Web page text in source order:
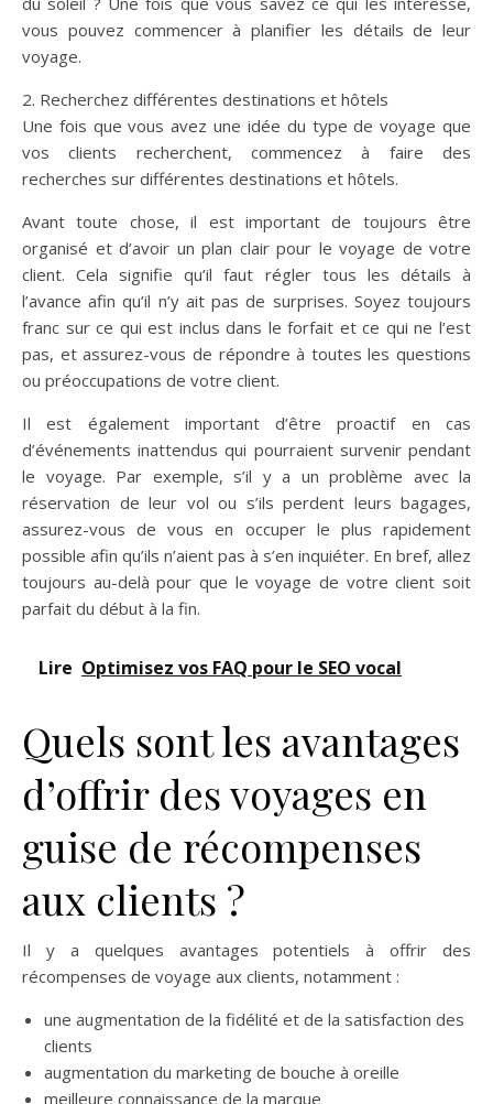
vous pouvez commencer à planifier les détails de leur
voyage.
2. Recherchez différentes destinations et hôtels
Une fois que vous avez une idée du type de voyage que
vos clients recherchent, commencez à faire des
recherches sur différentes destinations et hôtels.
Avant toute chose, il est important de toujours être
organisé et d’avoir un plan clair pour le voyage de votre
client. Cela signifie qu’il faut régler tous les détails à
l’avance afin qu’il n’y ait pas de surprises. Soyez toujours
franc sur ce qui est inclus dans le forfait et ce qui ne l’est
pas, et assurez-vous de répondre à toutes les questions
ou préoccupations de votre client.
Il est également important d’être proactif en cas
d’événements inattendus qui pourraient survenir pendant
le voyage. Par exemple, s’il y a un problème avec la
réservation de leur vol ou s’ils perdent leurs bagages,
assurez-vous de vous en occuper le plus rapidement
possible afin qu’ils n’aient pas à s’en inquiéter. En bref, allez
toujours au-delà pour que le voyage de votre client soit
parfait du début à la fin.
Lire Optimisez vos FAQ pour le SEO vocal
Quels sont les avantages
d’offrir des voyages en
guise de récompenses
aux clients ?
Il y a quelques avantages potentiels à offrir des
récompenses de voyage aux clients, notamment :
une augmentation de la fidélité et de la satisfaction des
clients
augmentation du marketing de bouche à oreille
meilleure connaissance de la marque